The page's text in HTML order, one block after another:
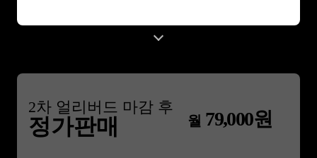
2차 얼리버드 마감 후
정가판매 월 79,000원